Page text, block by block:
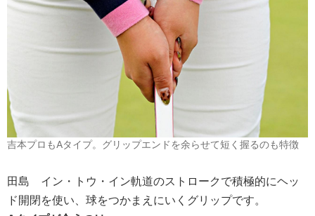
吉本プロもAタイプ。グリップエンドを余らせて短く握るのも特徴
田島 イン・トウ・イン軌道のストロークで積極的にヘッ
ド開閉を使い、球をつかまえにいくグリップです。